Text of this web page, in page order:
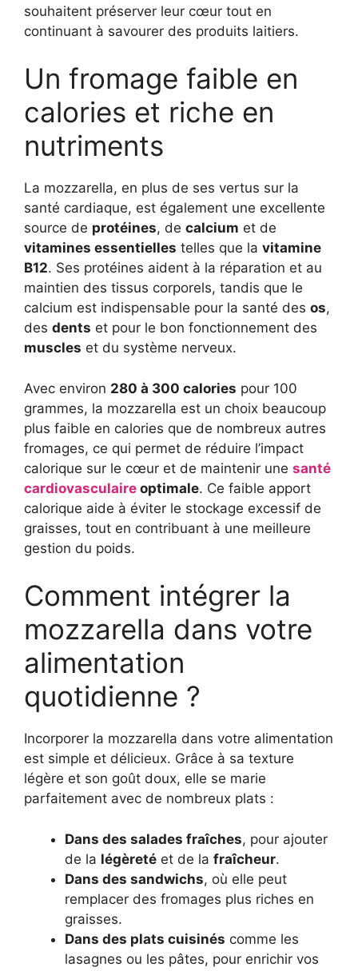
souhaitent préserver leur cœur tout en
continuant à savourer des produits laitiers.
Un fromage faible en
calories et riche en
nutriments
La mozzarella, en plus de ses vertus sur la
santé cardiaque, est également une excellente
source de protéines, de calcium et de
vitamines essentielles telles que la vitamine
B12. Ses protéines aident à la réparation et au
maintien des tissus corporels, tandis que le
calcium est indispensable pour la santé des os,
des dents et pour le bon fonctionnement des
muscles et du système nerveux.
Avec environ 280 à 300 calories pour 100
grammes, la mozzarella est un choix beaucoup
plus faible en calories que de nombreux autres
fromages, ce qui permet de réduire l’impact
calorique sur le cœur et de maintenir une santé
cardiovasculaire optimale. Ce faible apport
calorique aide à éviter le stockage excessif de
graisses, tout en contribuant à une meilleure
gestion du poids.
Comment intégrer la
mozzarella dans votre
alimentation
quotidienne ?
Incorporer la mozzarella dans votre alimentation
est simple et délicieux. Grâce à sa texture
légère et son goût doux, elle se marie
parfaitement avec de nombreux plats :
Dans des salades fraîches, pour ajouter
de la légèreté et de la fraîcheur.
Dans des sandwichs, où elle peut
remplacer des fromages plus riches en
graisses.
Dans des plats cuisinés comme les
lasagnes ou les pâtes, pour enrichir vos